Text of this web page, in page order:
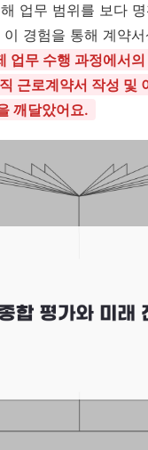
업무 범위를 보다
이 경험을 통해 계약
업무 수행 과정에서
근로계약서 작성 및
깨달았어요.